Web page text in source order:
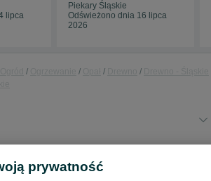
lipca
Piekary Śląskie
Odświeżono dnia 16 lipca
2026
prywatność